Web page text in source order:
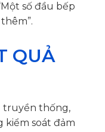
số đầu bếp
QUẢ
truyền thống,
kiểm soát đảm